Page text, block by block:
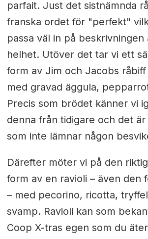
parfait. Just det sistnämnda
franska ordet för "perfekt"
passa väl in på beskrivningen
helhet. Utöver det tar vi ett
form av Jim och Jacobs råbiff
med gravad äggula,
Precis som brödet känner vi
denna från tidigare och det
som inte lämnar någon
Därefter möter vi på den
form av en ravioli – även den
– med pecorino, ricotta,
svamp. Ravioli kan som
Coop X-tras egen som du